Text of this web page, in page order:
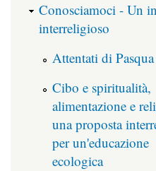
Conosciamoci - Un
interreligioso
Attentati di Pasqua
Cibo e spiritualità,
alimentazione e
una proposta
per un'educazione
ecologica